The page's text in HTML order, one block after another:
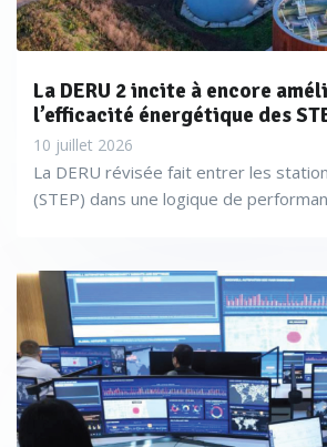
La DERU 2 incite à encore
l’efficacité énergétique des
10 juillet 2026
La DERU révisée fait entrer les
(STEP) dans une logique de